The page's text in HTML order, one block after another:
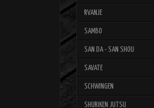
RVANJE
SAMBO
SAN DA - SAN SHOU
SAVATE
SCHWINGEN
SHURIKEN JUTSU